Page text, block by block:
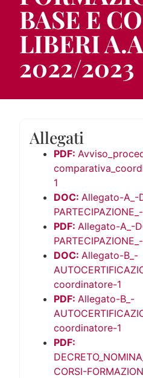
BASE E
LIBERI
2022/2023
Allegati
1
Allegato-A_-
Allegato-A_-
Allegato-B_-
coordinatore-1
Allegato-B_-
coordinatore-1
CORSI-